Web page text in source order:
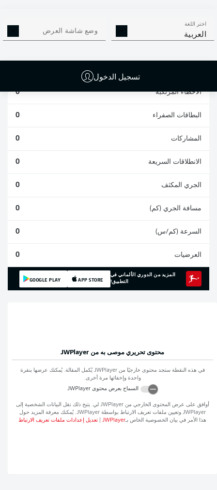
اختر اللغة
العربية وضع شاشة العرض
تسجيل الدخول
الافتكاكات الناجحة
الأخطاء المرتكبة 0
البطاقات الصفراء 0
المشاركات 0
الانطلاقات السريعة 0
الجري المكثف 0
مسافة الجري (كم) 0
السرعة (كم/س) 0
العرضيات 0
المزيد من الدوري الألماني في
التطبيق!
APP STORE
GOOGLE PLAY
محتوى تحريري موصى به من JWPlayer
في هذه النقطة ستجد محتوى خارجيًا منJWPlayer يُكمل المقالة. يُمكنك عرضها بنقرة
واحدة وإخفائها مرة أخرى.
السماح بعرض محتوىJWPlayer
أوافق على عرض المحتوى الخارجي منJWPlayer لي. يتيح ذلك نقل البيانات الشخصية إلى
JWPlayer وتعيين ملفات تعريف الارتباط بواسطةJWPlayer. يُمكنك معرفة المزيد حول
هذا الأمر في بيان الخصوصية الخاص بـJWPlayer تعديل إعدادات ملفات تعريف الارتباط